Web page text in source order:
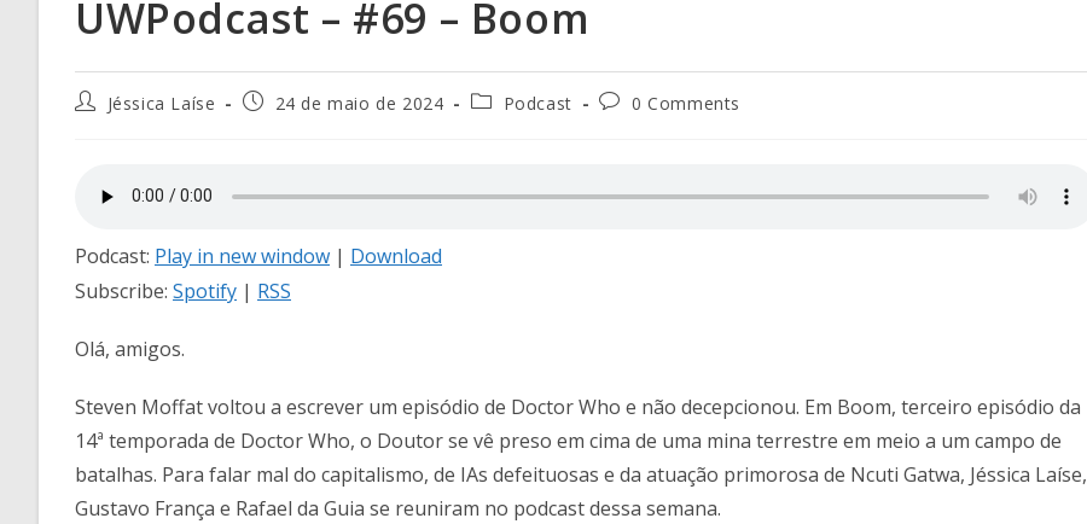
UWPodcast – #69 – Boom
Jéssica Laíse 24 de maio de 2024 Podcast 0 Comments
Podcast: Play in new window | Download
Subscribe: Spotify | RSS
Olá, amigos.
Steven Moffat voltou a escrever um episódio de Doctor Who e não decepcionou. Em Boom, terceiro episódio da
14ª temporada de Doctor Who, o Doutor se vê preso em cima de uma mina terrestre em meio a um campo de
batalhas. Para falar mal do capitalismo, de IAs defeituosas e da atuação primorosa de Ncuti Gatwa, Jéssica Laíse,
Gustavo França e Rafael da Guia se reuniram no podcast dessa semana.